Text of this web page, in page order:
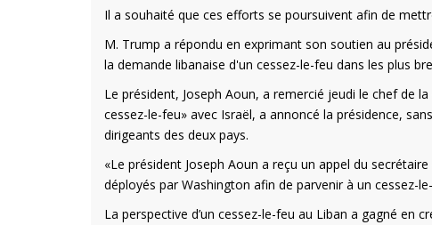
Il a souhaité que ces efforts se poursuivent afin de
M. Trump a répondu en exprimant son soutien au
la demande libanaise d'un cessez-le-feu dans les plus
Le président, Joseph Aoun, a remercié jeudi le chef de
cessez-le-feu» avec Israël, a annoncé la présidence,
dirigeants des deux pays.
«Le président Joseph Aoun a reçu un appel du
déployés par Washington afin de parvenir à un cessez-
La perspective d’un cessez-le-feu au Liban a gagné en